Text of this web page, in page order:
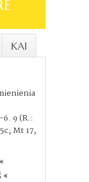
KAI
9 (R.:
Mt 17,
«